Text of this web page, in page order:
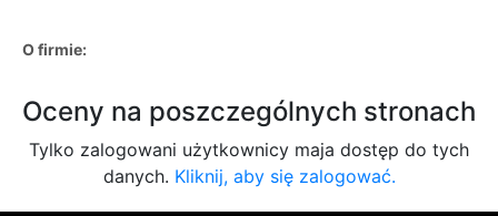
O firmie:
Oceny na poszczególnych stronach
Tylko zalogowani użytkownicy maja dostęp do tych
danych. Kliknij, aby się zalogować.